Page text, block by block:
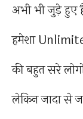
अभी भी जुड़े
हमेशा
की बहुत सरे
लेकिन जादा से